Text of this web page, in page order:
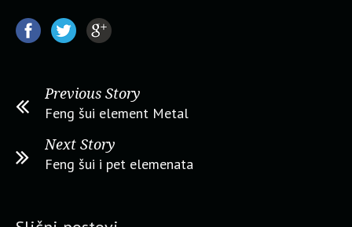
Previous Story
Feng šui element Metal
Next Story
Feng šui i pet elemenata